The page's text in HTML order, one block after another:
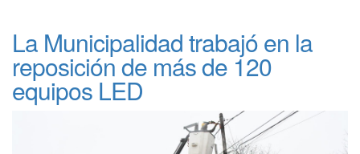
La Municipalidad trabajó en la
reposición de más de 120
equipos LED